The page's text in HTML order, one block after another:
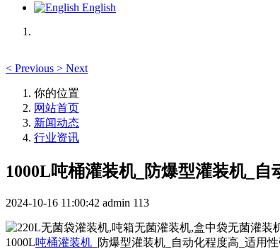
English
< Previous > Next
你的位置
网站首页
新闻动态
行业资讯
1000L吨桶灌装机_防爆型灌装机_自
2024-10-16 11:00:42 admin 113
1000L吨桶灌装机 _防爆型灌装机_自动化程度高_适用